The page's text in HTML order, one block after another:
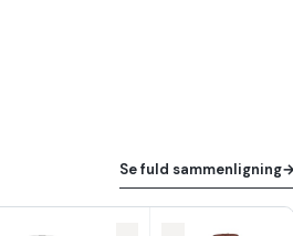
Se fuld sammenligning→